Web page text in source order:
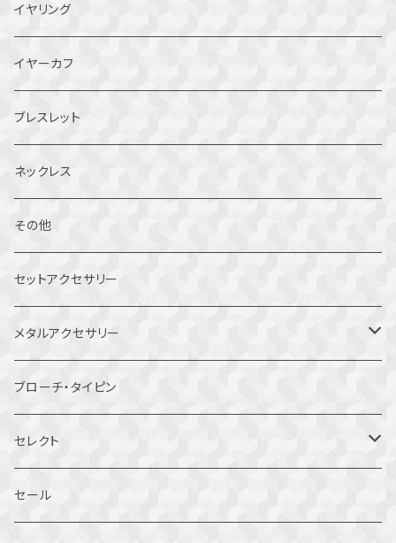
3~3.5号
4～4.5号
5～5.5号
6～6.5号
7～7.5号
8～8.5号
9～9.5号
10～10.5号
11～11.5号
12～12.5号
イヤリング
イヤーカフ
ブレスレット
ネックレス
その他
セットアクセサリー
メタルアクセサリー
ピアス
リング
ブローチ・タイピン
セレクト
ブレスレット
セール